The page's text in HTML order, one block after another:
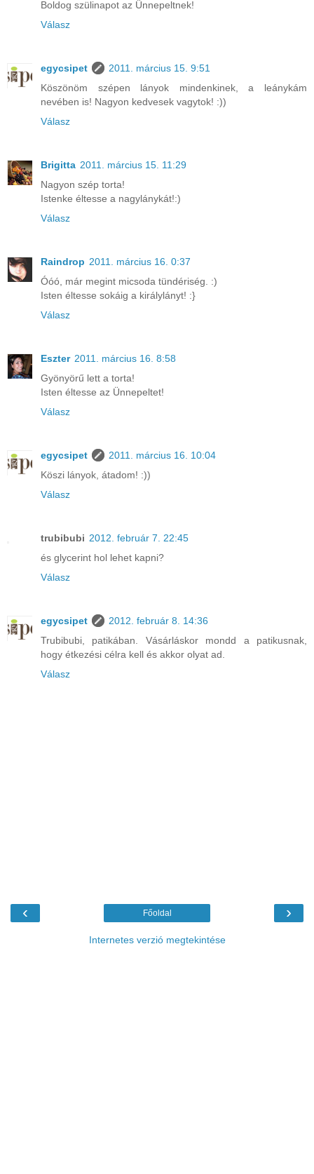
Boldog szülinapot az Ünnepeltnek!
Válasz
egycsipet
2011. március 15. 9:51
Köszönöm szépen lányok mindenkinek, a leánykám
nevében is! Nagyon kedvesek vagytok! :))
Válasz
Brigitta 2011. március 15. 11:29
Nagyon szép torta!
Istenke éltesse a nagylánykát!:)
Válasz
Raindrop 2011. március 16. 0:37
Óóó, már megint micsoda tündériség. :)
Isten éltesse sokáig a királylányt! :}
Válasz
Eszter 2011. március 16. 8:58
Gyönyörű lett a torta!
Isten éltesse az Ünnepeltet!
Válasz
egycsipet
2011. március 16. 10:04
Köszi lányok, átadom! :))
Válasz
trubibubi 2012. február 7. 22:45
és glycerint hol lehet kapni?
Válasz
egycsipet
2012. február 8. 14:36
Trubibubi, patikában. Vásárláskor mondd a patikusnak,
hogy étkezési célra kell és akkor olyat ad.
Válasz
‹ ›
Főoldal
Internetes verzió megtekintése